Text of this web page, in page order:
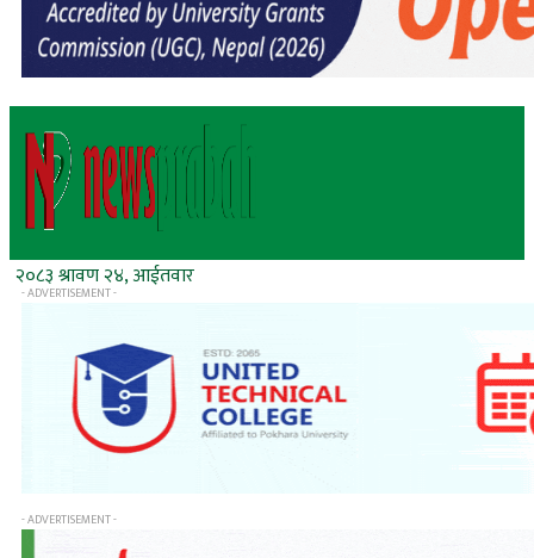
२०८३ श्रावण २४, आईतवार
- ADVERTISEMENT -
- ADVERTISEMENT -